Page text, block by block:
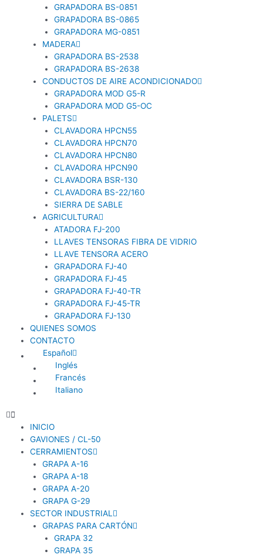
GRAPADORA BS-0851
GRAPADORA BS-0865
GRAPADORA MG-0851
MADERA
GRAPADORA BS-2538
GRAPADORA BS-2638
CONDUCTOS DE AIRE ACONDICIONADO
GRAPADORA MOD G5-R
GRAPADORA MOD G5-OC
PALETS
CLAVADORA HPCN55
CLAVADORA HPCN70
CLAVADORA HPCN80
CLAVADORA HPCN90
CLAVADORA BSR-130
CLAVADORA BS-22/160
SIERRA DE SABLE
AGRICULTURA
ATADORA FJ-200
LLAVES TENSORAS FIBRA DE VIDRIO
LLAVE TENSORA ACERO
GRAPADORA FJ-40
GRAPADORA FJ-45
GRAPADORA FJ-40-TR
GRAPADORA FJ-45-TR
GRAPADORA FJ-130
QUIENES SOMOS
CONTACTO
Español
Inglés
Francés
Italiano
INICIO
GAVIONES / CL-50
CERRAMIENTOS
GRAPA A-16
GRAPA A-18
GRAPA A-20
GRAPA G-29
SECTOR INDUSTRIAL
GRAPAS PARA CARTÓN
GRAPA 32
GRAPA 35